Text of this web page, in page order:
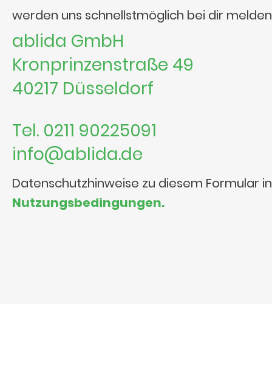
werden uns schnellstmöglich bei dir
ablida GmbH
Kronprinzenstraße 49
40217 Düsseldorf
Tel. 0211 90225091
info@ablida.de
Datenschutzhinweise zu diesem Formular
Nutzungsbedingungen.